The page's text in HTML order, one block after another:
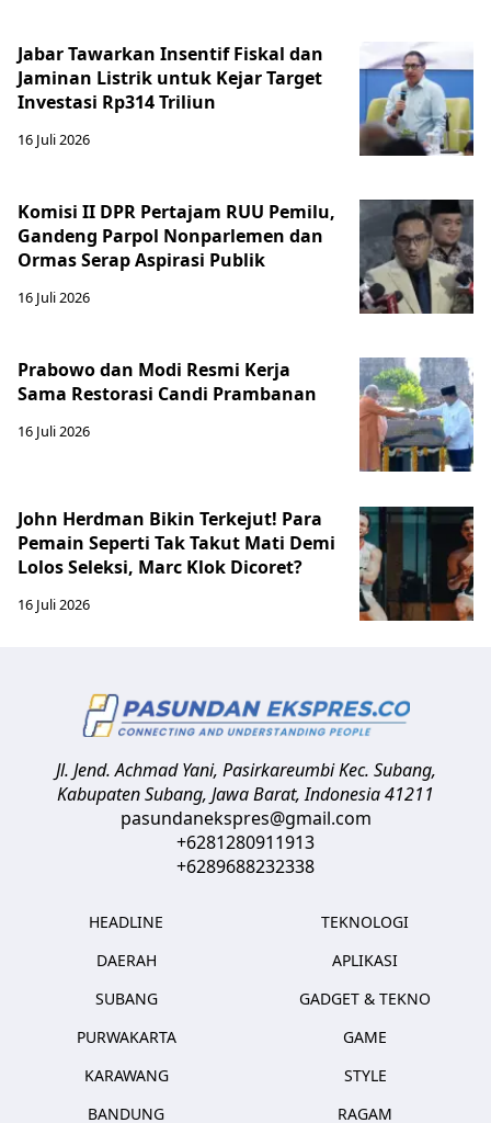
Jabar Tawarkan Insentif Fiskal dan
Jaminan Listrik untuk Kejar Target
Investasi Rp314 Triliun
16 Juli 2026
Komisi II DPR Pertajam RUU Pemilu,
Gandeng Parpol Nonparlemen dan
Ormas Serap Aspirasi Publik
16 Juli 2026
Prabowo dan Modi Resmi Kerja
Sama Restorasi Candi Prambanan
16 Juli 2026
John Herdman Bikin Terkejut! Para
Pemain Seperti Tak Takut Mati Demi
Lolos Seleksi, Marc Klok Dicoret?
16 Juli 2026
Jl. Jend. Achmad Yani, Pasirkareumbi Kec. Subang,
Kabupaten Subang, Jawa Barat,Indonesia41211
pasundanekspres@gmail.com
+6281280911913
+6289688232338
HEADLINE
DAERAH
SUBANG
PURWAKARTA
KARAWANG
BANDUNG
TEKNOLOGI
APLIKASI
GADGET & TEKNO
GAME
STYLE
RAGAM